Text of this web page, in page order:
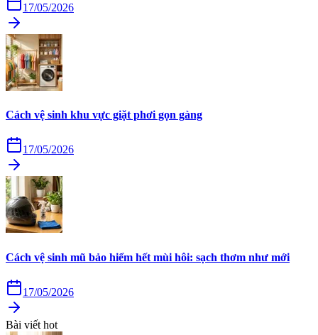
17/05/2026
Cách vệ sinh khu vực giặt phơi gọn gàng
17/05/2026
Cách vệ sinh mũ bảo hiểm hết mùi hôi: sạch thơm như mới
17/05/2026
Bài viết hot